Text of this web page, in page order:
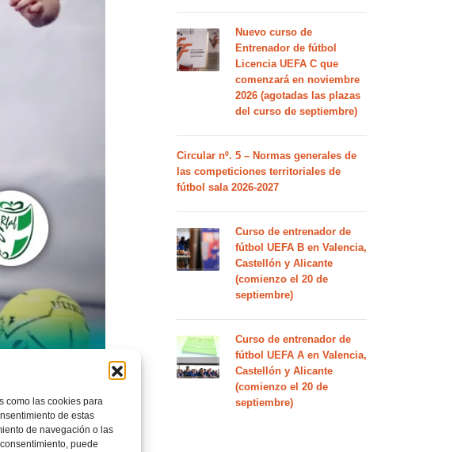
como las cookies para
de estas
de navegación o las
puede
Nuevo curso de
Entrenador de fútbol
Licencia UEFA C que
comenzará en noviembre
2026 (agotadas las plazas
del curso de septiembre)
Circular nº. 5 – Normas generales de
las competiciones territoriales de
fútbol sala 2026-2027
Curso de entrenador de
fútbol UEFA B en Valencia,
Castellón y Alicante
(comienzo el 20 de
septiembre)
Curso de entrenador de
fútbol UEFA A en Valencia,
Castellón y Alicante
(comienzo el 20 de
septiembre)